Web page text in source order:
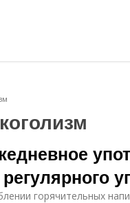
горячительных